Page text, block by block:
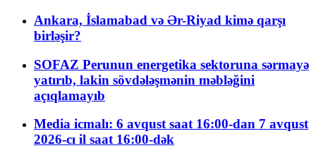
Ankara, İslamabad və Ər-Riyad kimə qarşı
birləşir?
SOFAZ Perunun energetika sektoruna sərmayə
yatırıb, lakin sövdələşmənin məbləğini
açıqlamayıb
Media icmalı: 6 avqust saat 16:00-dan 7 avqust
2026-cı il saat 16:00-dək